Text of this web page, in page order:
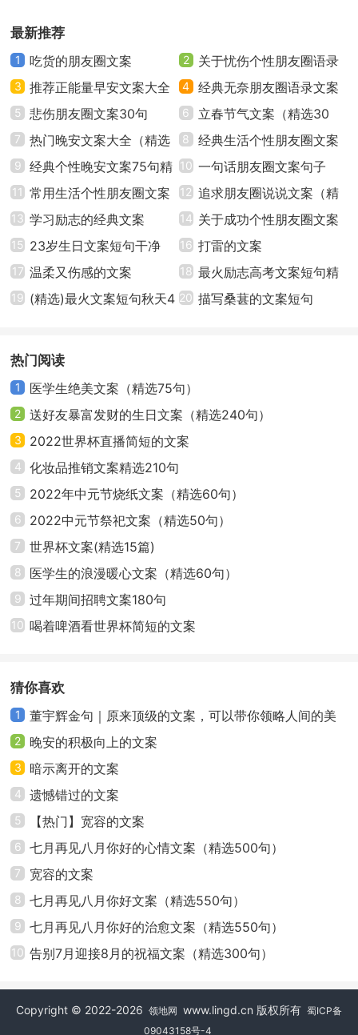
常能给我们以提醒，而优势却常常使我们忘了去选择和
放弃。我们之所以放弃，是因为有更有价值的东西值得
珍惜，而只有我们懂得放弃，才真正学会了珍惜。
有意想不到的收获。人生的最佳状态是淡定从容。人的
优雅，关键在于控制自己的情绪。用嘴巴伤人是最愚蠢
的一种行为。一个能控制住不良情绪的人，比一个能拿
下一座城池的人更强大。
10、有些东西，注定与你无缘，你再强求，最终都
会离你而去；有些人，只能是你生命中的过客，你再留
恋，到头来所有的期望终究成空。不属于你的，那就放
限，不要让无止尽的欲求埋葬了原本的快乐与幸福。如
果你想什么都抓住，最终只能什么都抓不住。
11、心态不好，人生易老。有什么样的心，你就是
什么样的人。人，不怕容颜沧桑，就怕心的苍老。一颗
苍老的心，如同日暮的黄昏，看不见光明的滋生，心中
只有黑暗的蔓延。心的苍老，带来人生的绝望，绝望如
尘土，一层层，淹没了才华，苍老了岁月。烈士暮年，
壮心不已，心态年轻，人就越活越年轻！
12、一个人的胸怀决定了他人生的高度。一个人立
身处世，如果任凭感性随意凌驾于理性之上，任由情绪
控制理性，必然不会很成功。心有多大，世界就有多
界，你也早晚毁掉一切。理性中带点感性看世界，才能
13、人生百年，转眼成空。生不带来，死不带去。
一切邂逅，悲喜皆由心定。看得透，放得开，则一切如
镜中花，水中月，虽然赏心悦目，却非永恒。不如开开
心心，坦坦荡荡，不让自己在悲伤中度过，别让自己在
徘徊中漫步，随缘起止，一切以开心为准则。人生一
场，不过活一回心境。
14、当你觉得处处不如人时，不要自卑，记得你只
是平凡人；当别人忽略你时，不要伤心，每个人都有自
己的生活，谁都不可能一直陪你；当你看到别人在笑
后，你必须要振作起来，即使输掉了一切。
最新推荐
1 吃货的朋友圈文案 2
关于忧伤个性朋友圈语录
文案40句
3
推荐正能量早安文案大全
（精选80句）
4
经典无奈朋友圈语录文案
汇总50句精选
5 悲伤朋友圈文案30句 6
立春节气文案（精选30
句）
7
热门晚安文案大全（精选
70句）
8
经典生活个性朋友圈文案
句子（通用40句）
9
经典个性晚安文案75句精
选
10 一句话朋友圈文案句子
（精选130句）
11
常用生活个性朋友圈文案
大全（通用90句）
12 追求朋友圈说说文案（精
选50句）
13 学习励志的经典文案 14 关于成功个性朋友圈文案
句子（通用30句）
15 23岁生日文案短句干净 16 打雷的文案
17 温柔又伤感的文案 18 最火励志高考文案短句精
编汇集通用
19 (精选)最火文案短句秋天4 20 描写桑葚的文案短句
热门阅读
1 医学生绝美文案（精选75句）
2 送好友暴富发财的生日文案（精选240句）
3 2022世界杯直播简短的文案
4 化妆品推销文案精选210句
5 2022年中元节烧纸文案（精选60句）
6 2022中元节祭祀文案（精选50句）
7 世界杯文案(精选15篇)
8 医学生的浪漫暖心文案（精选60句）
9 过年期间招聘文案180句
10 喝着啤酒看世界杯简短的文案
猜你喜欢
1
董宇辉金句｜原来顶级的文案，可以带你领略人间的美
好
2 晚安的积极向上的文案
3 暗示离开的文案
4 遗憾错过的文案
5 【热门】宽容的文案
6 七月再见八月你好的心情文案（精选500句）
7 宽容的文案
8 七月再见八月你好文案（精选550句）
9 七月再见八月你好的治愈文案（精选550句）
10 告别7月迎接8月的祝福文案（精选300句）
Copyright © 2022-2026 领地网 www.lingd.cn 版权所有 蜀ICP备
09043158号-4